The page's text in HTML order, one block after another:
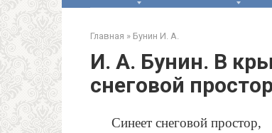
Главная » Бунин И. А.
И. А. Бунин. В
снеговой
Синеет снеговой простор,